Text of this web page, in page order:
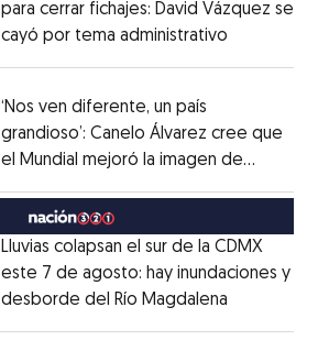
para cerrar fichajes: David Vázquez se
cayó por tema administrativo
‘Nos ven diferente, un país
grandioso’: Canelo Álvarez cree que
el Mundial mejoró la imagen de
Lluvias colapsan el sur de la CDMX
este 7 de agosto: hay inundaciones y
desborde del Río Magdalena